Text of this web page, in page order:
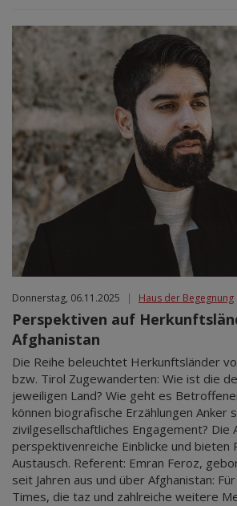
Donnerstag, 06.11.2025 | Haus der Begegnung
Perspektiven auf
Afghanistan
Die Reihe beleuchtet Herkunftsländer
bzw. Tirol Zugewanderten: Wie ist die
jeweiligen Land? Wie geht es
können biografische Erzählungen Anker
zivilgesellschaftliches Engagement? Die
perspektivenreiche Einblicke und bieten
Austausch. Referent: Emran Feroz,
seit Jahren aus und über Afghanistan:
Times, die taz und zahlreiche weitere